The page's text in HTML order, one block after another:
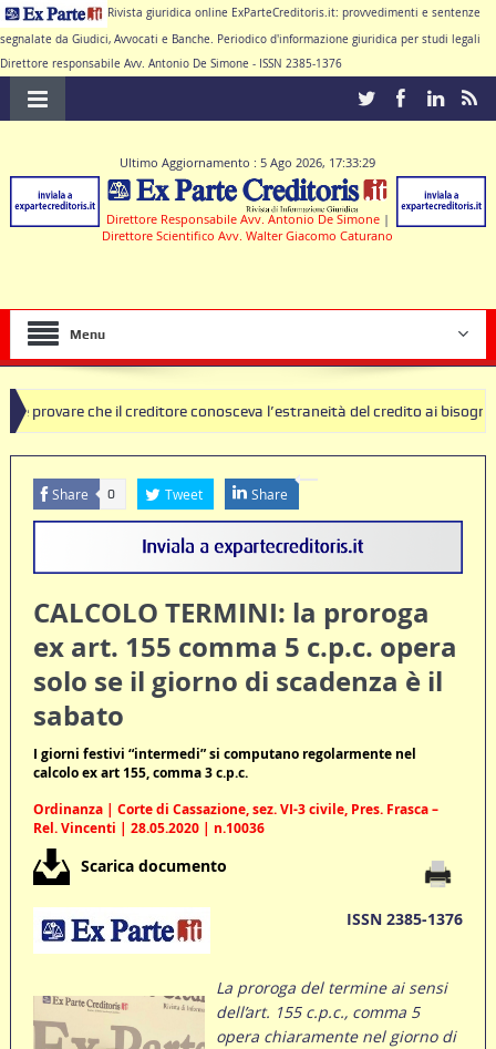
Rivista giuridica online ExParteCreditoris.it: provvedimenti e sentenze
segnalate da Giudici, Avvocati e Banche. Periodico d'informazione giuridica per studi legali
Direttore responsabile Avv. Antonio De Simone - ISSN 2385-1376
Ultimo Aggiornamento : 5 Ago 2026, 17:33:29
Direttore Responsabile Avv. Antonio De Simone |
Direttore Scientifico Avv. Walter Giacomo Caturano
Menu
che il creditore conosceva l’estraneità del credito ai bisogni della
di clausole nulle deve produrre il contratto di conto corrente
Share 0 Tweet Share
CALCOLO TERMINI: la proroga
ex art. 155 comma 5 c.p.c. opera
solo se il giorno di scadenza è il
sabato
I giorni festivi “intermedi” si computano regolarmente nel
calcolo ex art 155, comma 3 c.p.c.
Ordinanza | Corte di Cassazione, sez. VI-3 civile, Pres. Frasca –
Rel. Vincenti | 28.05.2020 | n.10036
Scarica documento
ISSN 2385-1376
La proroga del termine ai sensi
dell’art. 155 c.p.c., comma 5
opera chiaramente nel giorno di